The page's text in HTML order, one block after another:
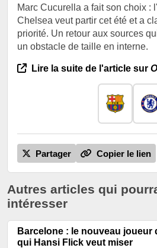
Marc Cucurella a fait son choix :
Chelsea veut partir cet été et a
priorité. Un retour aux sources
un obstacle de taille en interne.
Lire la suite de l'article sur
Partager Copier le lien
Autres articles qui
intéresser
Barcelone : le nouveau joueur
qui Hansi Flick veut miser